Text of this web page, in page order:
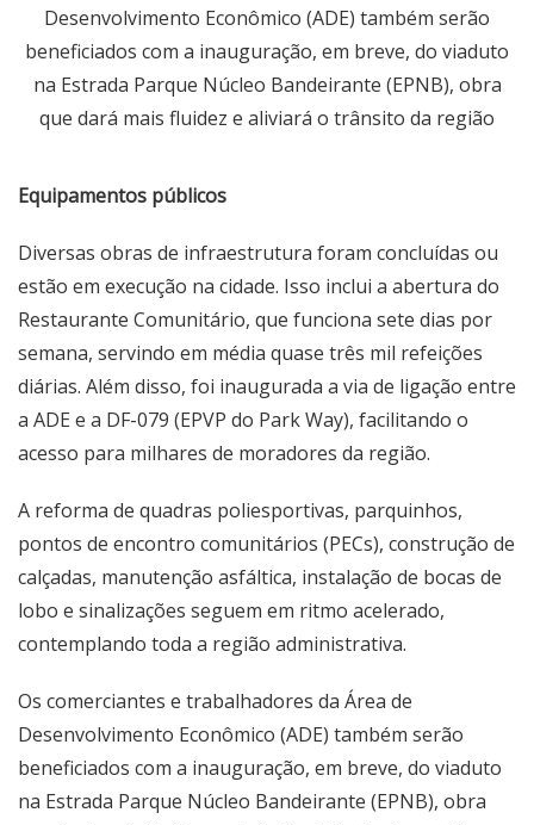
Desenvolvimento Econômico (ADE) também serão
beneficiados com a inauguração, em breve, do viaduto
na Estrada Parque Núcleo Bandeirante (EPNB), obra
que dará mais fluidez e aliviará o trânsito da região
Equipamentos públicos
Diversas obras de infraestrutura foram concluídas ou
estão em execução na cidade. Isso inclui a abertura do
Restaurante Comunitário, que funciona sete dias por
semana, servindo em média quase três mil refeições
diárias. Além disso, foi inaugurada a via de ligação entre
a ADE e a DF-079 (EPVP do Park Way), facilitando o
acesso para milhares de moradores da região.
A reforma de quadras poliesportivas, parquinhos,
pontos de encontro comunitários (PECs), construção de
calçadas, manutenção asfáltica, instalação de bocas de
lobo e sinalizações seguem em ritmo acelerado,
contemplando toda a região administrativa.
Os comerciantes e trabalhadores da Área de
Desenvolvimento Econômico (ADE) também serão
beneficiados com a inauguração, em breve, do viaduto
na Estrada Parque Núcleo Bandeirante (EPNB), obra